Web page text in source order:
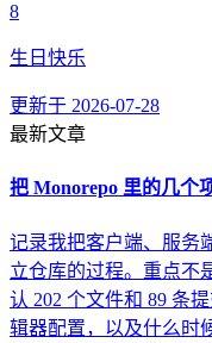
8
生日快乐
更新于 2026-07-28
最新文章
把 Monorepo 里的几个
记录我把客户端、服务
立仓库的过程。重点不
认 202 个文件和 89 条
辑器配置，以及什么时